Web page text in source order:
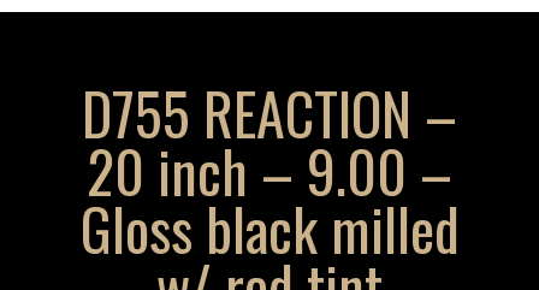
D755 REACTION –
20 inch – 9.00 –
Gloss black milled